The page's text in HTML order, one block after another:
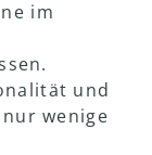
im
und
wenige